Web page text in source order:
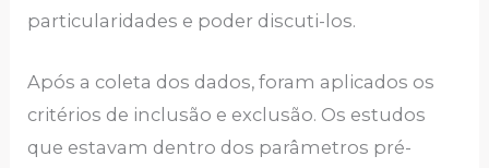
particularidades e poder discuti-los.
Após a coleta dos dados, foram aplicados os
critérios de inclusão e exclusão. Os estudos
que estavam dentro dos parâmetros pré-